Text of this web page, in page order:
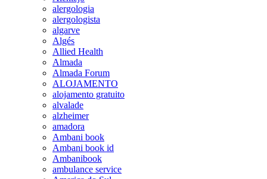
alergologia
alergologista
algarve
Algés
Allied Health
Almada
Almada Forum
ALOJAMENTO
alojamento gratuito
alvalade
alzheimer
amadora
Ambani book
Ambani book id
Ambanibook
ambulance service